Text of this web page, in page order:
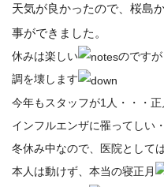
天気が良かったので、桜島
事ができました。
休みは楽しい
のです
調を壊します
今年もスタッフが1人・・・正
インフルエンザに罹ってしい
冬休み中なので、医院として
本人は動けず、本当の寝正月